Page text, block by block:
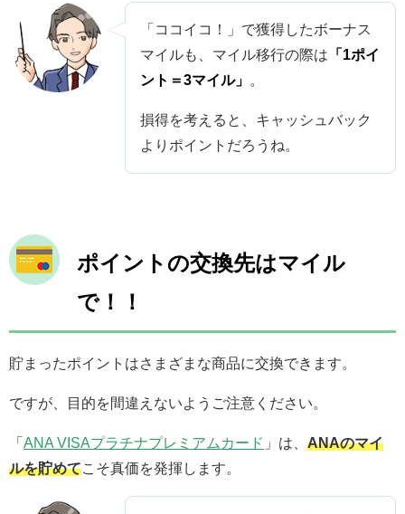
「ココイコ！」で獲得したボーナス
マイルも、マイル移行の際は 「1ポイ
ント＝3マイル」 。
損得を考えると、キャッシュバック
よりポイントだろうね。
ポイントの交換先はマイル
で！！
貯まったポイントはさまざまな商品に交換できます。
ですが、目的を間違えないようご注意ください。
「 ANA VISAプラチナプレミアムカード 」は、 ANAのマイ
ルを貯めてこそ真価を発揮します。